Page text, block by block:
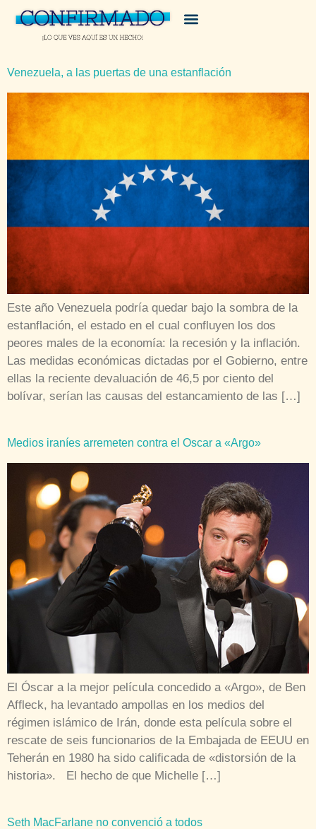
Venezuela, a las puertas de una estanflación
Este año Venezuela podría quedar bajo la sombra de la
estanflación, el estado en el cual confluyen los dos
peores males de la economía: la recesión y la inflación.
Las medidas económicas dictadas por el Gobierno, entre
ellas la reciente devaluación de 46,5 por ciento del
bolívar, serían las causas del estancamiento de las […]
Medios iraníes arremeten contra el Oscar a «Argo»
El Óscar a la mejor película concedido a «Argo», de Ben
Affleck, ha levantado ampollas en los medios del
régimen islámico de Irán, donde esta película sobre el
rescate de seis funcionarios de la Embajada de EEUU en
Teherán en 1980 ha sido calificada de «distorsión de la
historia». El hecho de que Michelle […]
Seth MacFarlane no convenció a todos